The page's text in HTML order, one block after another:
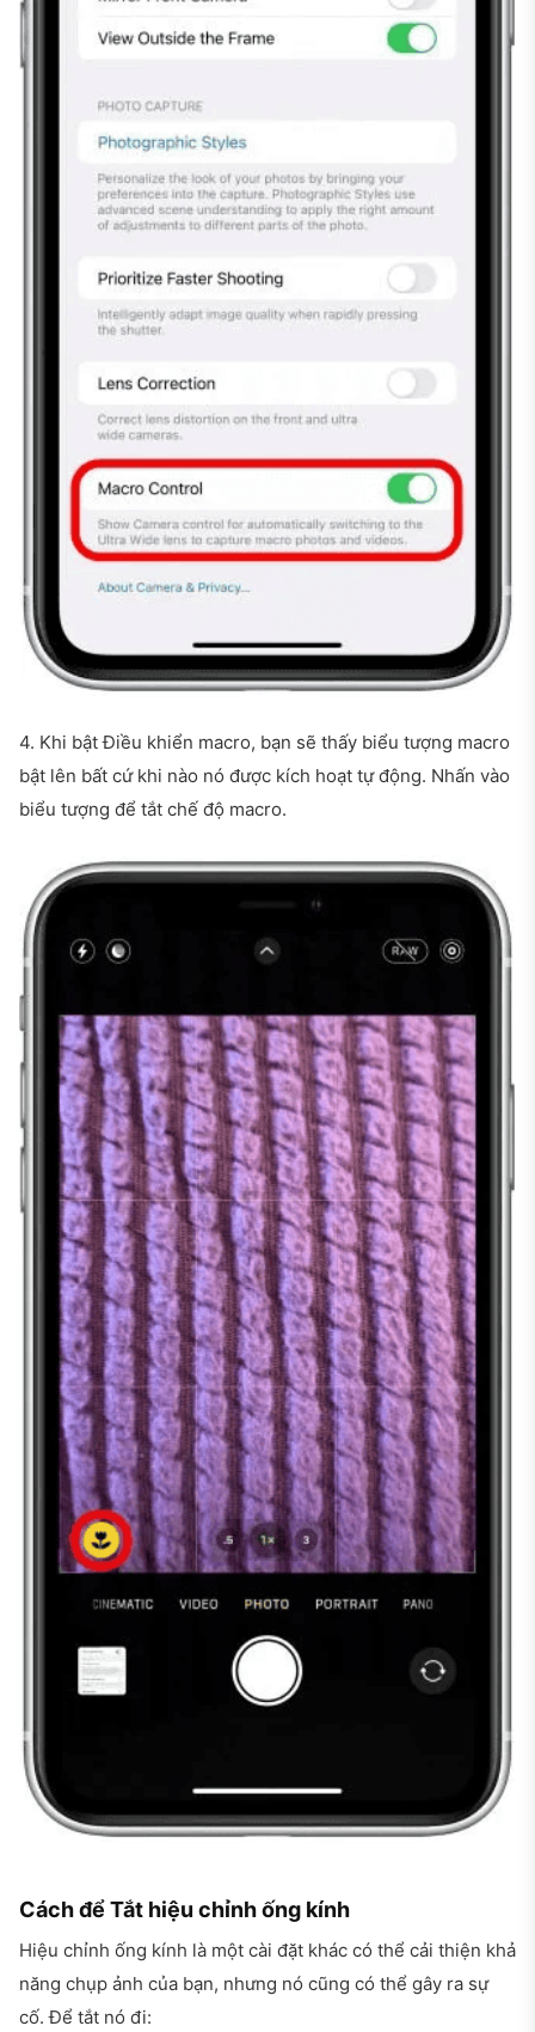
4. Khi bật Điều khiển macro, bạn sẽ thấy biểu tượng macro
bật lên bất cứ khi nào nó được kích hoạt tự động. Nhấn vào
biểu tượng để tắt chế độ macro.
Cách để Tắt hiệu chỉnh ống kính
Hiệu chỉnh ống kính là một cài đặt khác có thể cải thiện khả
năng chụp ảnh của bạn, nhưng nó cũng có thể gây ra sự
cố. Để tắt nó đi: